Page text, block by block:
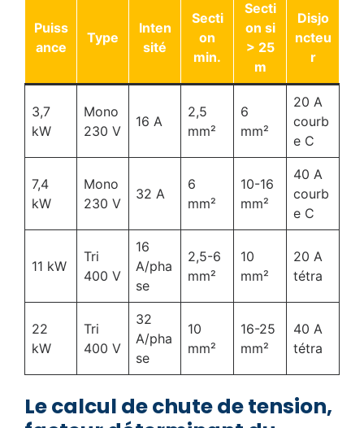
Puiss
ance
Type
Inten
sité
Secti
on
min.
Secti
on si
> 25
m
Disjo
ncteu
r
3,7
kW
Mono
230 V
16 A
2,5
mm²
6
mm²
20 A
courb
e C
7,4
kW
Mono
230 V
32 A
6
mm²
10-16
mm²
40 A
courb
e C
11 kW
Tri
400 V
16
A/pha
se
2,5-6
mm²
10
mm²
20 A
tétra
22
kW
Tri
400 V
32
A/pha
se
10
mm²
16-25
mm²
40 A
tétra
Le calcul de chute de tension,